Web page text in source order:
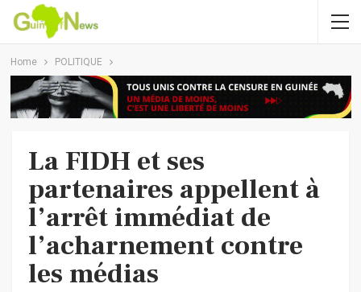
Home POLITIQUE
La FIDH et ses
partenaires appellent à
l’arrêt immédiat de
l’acharnement contre
les médias